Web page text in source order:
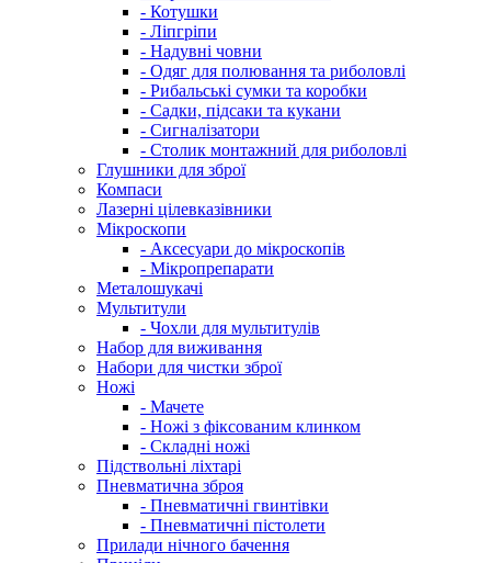
- Котушки
- Ліпгріпи
- Надувні човни
- Одяг для полювання та риболовлі
- Рибальські сумки та коробки
- Садки, підсаки та кукани
- Сигналізатори
- Столик монтажний для риболовлі
Глушники для зброї
Компаси
Лазерні цілевказівники
Мікроскопи
- Аксесуари до мікроскопів
- Мікропрепарати
Металошукачі
Мультитули
- Чохли для мультитулів
Набор для виживання
Набори для чистки зброї
Ножі
- Мачете
- Ножі з фіксованим клинком
- Складні ножі
Підствольні ліхтарі
Пневматична зброя
- Пневматичні гвинтівки
- Пневматичні пістолети
Прилади нічного бачення